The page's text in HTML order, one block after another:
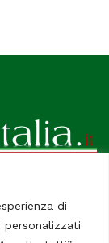
di
all'estero.